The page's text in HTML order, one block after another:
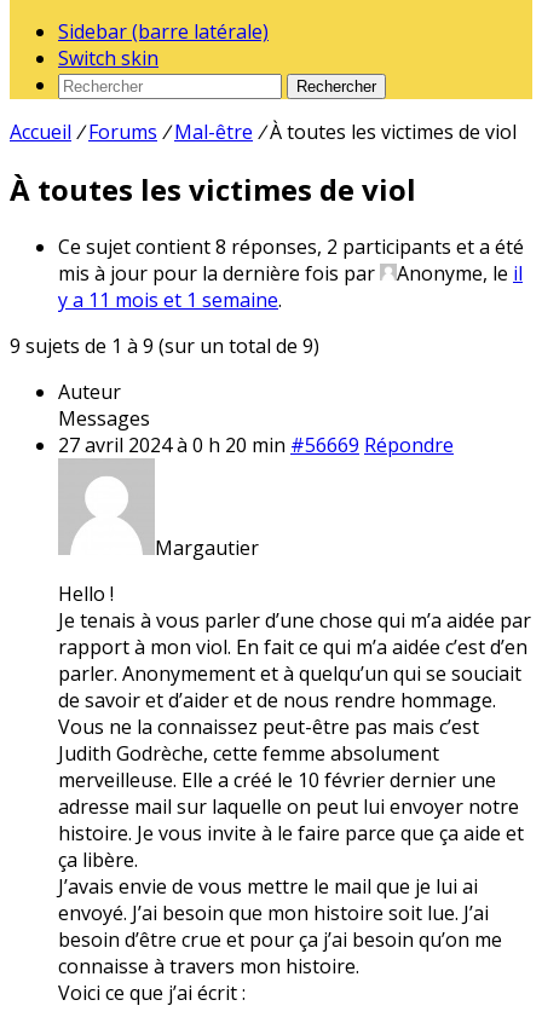
Sidebar (barre latérale)
Switch skin
Rechercher
Accueil / Forums / Mal-être /À toutes les victimes de viol
À toutes les victimes de viol
Ce sujet contient 8 réponses, 2 participants et a été
mis à jour pour la dernière fois par
Anonyme, le il
y a 11 mois et 1 semaine.
9 sujets de 1 à 9 (sur un total de 9)
Auteur
Messages
27 avril 2024 à 0 h 20 min #56669 Répondre
Margautier
Hello !
Je tenais à vous parler d’une chose qui m’a aidée par
rapport à mon viol. En fait ce qui m’a aidée c’est d’en
parler. Anonymement et à quelqu’un qui se souciait
de savoir et d’aider et de nous rendre hommage.
Vous ne la connaissez peut-être pas mais c’est
Judith Godrèche, cette femme absolument
merveilleuse. Elle a créé le 10 février dernier une
adresse mail sur laquelle on peut lui envoyer notre
histoire. Je vous invite à le faire parce que ça aide et
ça libère.
J’avais envie de vous mettre le mail que je lui ai
envoyé. J’ai besoin que mon histoire soit lue. J’ai
besoin d’être crue et pour ça j’ai besoin qu’on me
connaisse à travers mon histoire.
Voici ce que j’ai écrit :